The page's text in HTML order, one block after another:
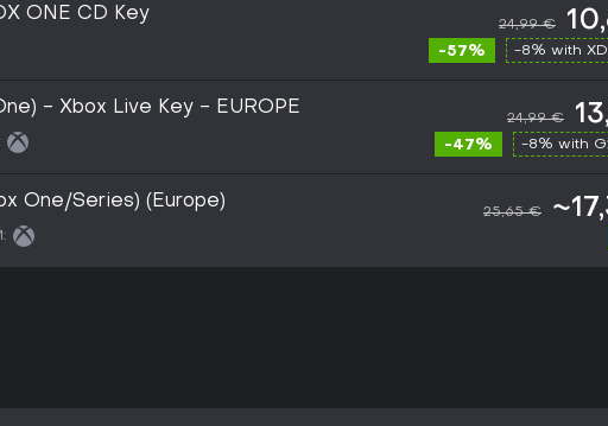
ONE CD Key
24,99 €
-57% -8% with
- Xbox Live Key - EUROPE
24,99 €
-47% -8% with
One/Series) (Europe)
25,65 €